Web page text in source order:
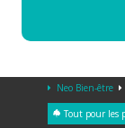
Neo Bien-être
Tout pour les